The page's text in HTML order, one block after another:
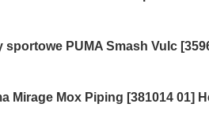
sportowe PUMA Smash Vulc
Mirage Mox Piping [381014 01]